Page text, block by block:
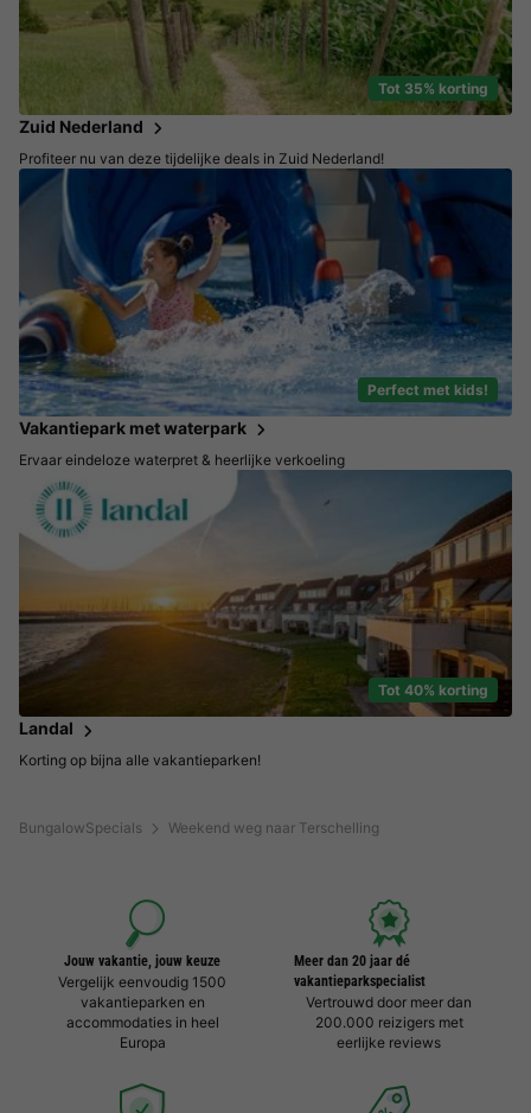
BungalowSpecials Weekend weg naar Terschelling
Tot 35% korting
Zuid Nederland
Profiteer nu van deze tijdelijke deals in Zuid Nederland!
Perfect met kids!
Vakantiepark met waterpark
Ervaar eindeloze waterpret & heerlijke verkoeling
Tot 40% korting
Landal
Korting op bijna alle vakantieparken!
Jouw vakantie, jouw keuze
Vergelijk eenvoudig 1500
vakantieparken en
accommodaties in heel
Europa
Meer dan 20 jaar dé
vakantieparkspecialist
Vertrouwd door meer dan
200.000 reizigers met
eerlijke reviews